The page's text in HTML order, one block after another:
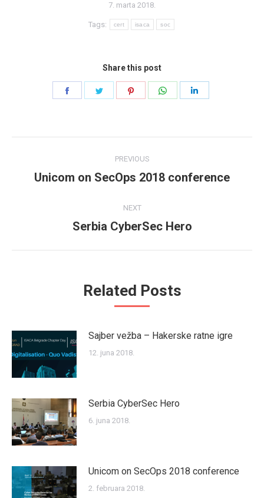
7. marta 2018.
Tags: cert isaca soc
Share this post
Share
Share
navigation
PREVIOUS
Previous
Unicom on SecOps 2018 conference
NEXT
Next
Serbia CyberSec Hero
Related Posts
Sajber vežba – Hakerske ratne igre
12. juna 2018.
Serbia CyberSec Hero
6. juna 2018.
Unicom on SecOps 2018 conference
2. februara 2018.